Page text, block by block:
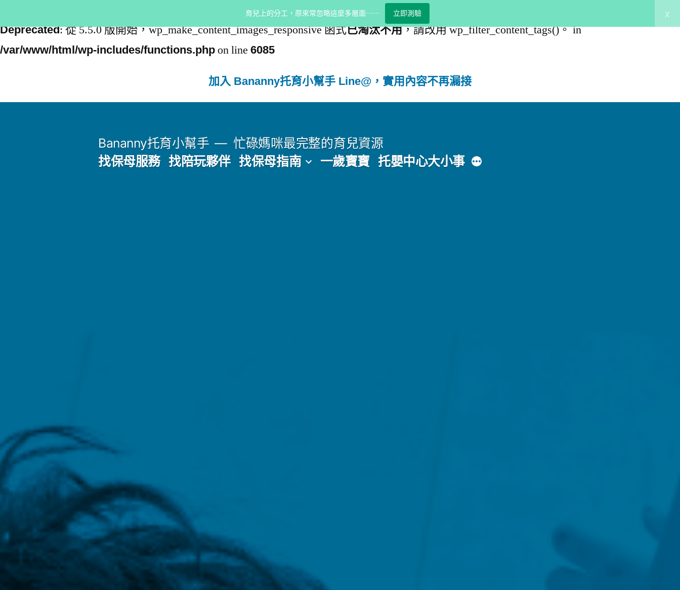
育兒上的分工，原來常忽略這麼多層面⋯⋯ 立即測驗 x
Deprecated: 從 5.5.0 版開始，wp_make_content_images_responsive 函式已淘汰不用，請改用 wp_filter_content_tags()。 in
/var/www/html/wp-includes/functions.php on line 6085
加入 Bananny托育小幫手 Line@，實用內容不再漏接
Bananny托育小幫手
忙碌媽咪最完整的育兒資源
找保母服務 找陪玩夥伴 找保母指南 一歲寶寶 托嬰中心大小事更